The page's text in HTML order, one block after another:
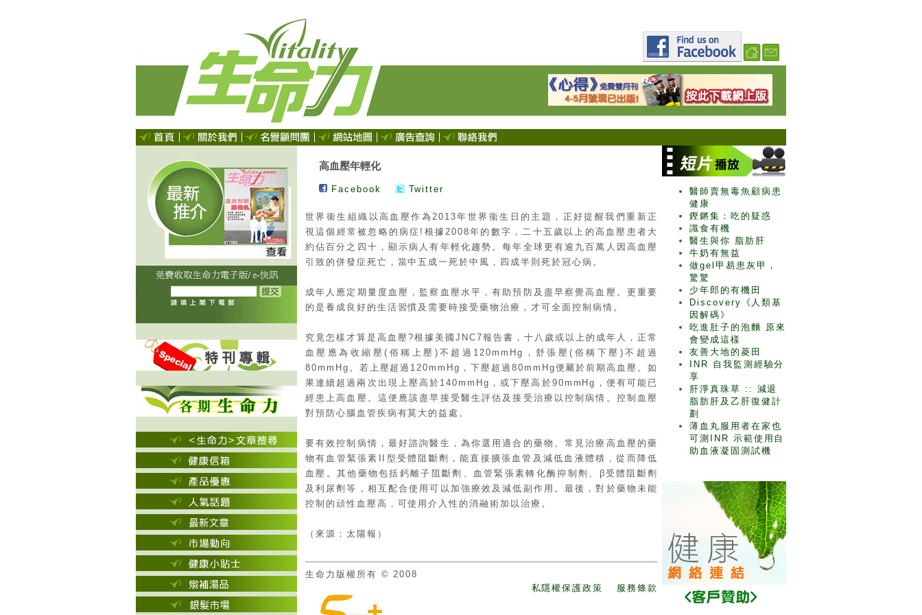
高血壓年輕化
Facebook Twitter
世界衞生組織以高血壓作為2013年世界衞生日的主題，正好提醒我們重新正
視這個經常被忽略的病症!根據2008年的數字，二十五歲以上的高血壓患者大
約佔百分之四十，顯示病人有年輕化趨勢。每年全球更有逾九百萬人因高血壓
引致的併發症死亡，當中五成一死於中風，四成半則死於冠心病。
成年人應定期量度血壓，監察血壓水平，有助預防及盡早察覺高血壓。更重要
的是養成良好的生活習慣及需要時接受藥物治療，才可全面控制病情。
究竟怎樣才算是高血壓?根據美國JNC7報告書，十八歲或以上的成年人，正常
血壓應為收縮壓(俗稱上壓)不超過120mmHg，舒張壓(俗稱下壓)不超過
80mmHg。若上壓超過120mmHg，下壓超過80mmHg便屬於前期高血壓。如
果連續超過兩次出現上壓高於140mmHg，或下壓高於90mmHg，便有可能已
經患上高血壓。這便應該盡早接受醫生評估及接受治療以控制病情。控制血壓
對預防心腦血管疾病有莫大的益處。
要有效控制病情，最好諮詢醫生，為你選用適合的藥物。常見治療高血壓的藥
物有血管緊張素II型受體阻斷劑，能直接擴張血管及減低血液體積，從而降低
血壓。其他藥物包括鈣離子阻斷劑、血管緊張素轉化酶抑制劑、β受體阻斷劑
及利尿劑等，相互配合使用可以加強療效及減低副作用。最後，對於藥物未能
控制的頑性血壓高，可使用介入性的消融術加以治療。
（來源：太陽報）
生命力版權所有 © 2008
私隱權保護政策
服務條款
醫師賣無毒魚顧病患
健康
鏗鏘集：吃的疑惑
識食有機
醫生與你 脂肪肝
牛奶有無益
做gel甲易患灰甲，
驚驚
少年郎的有機田
Discovery《人類基
因解碼》
吃進肚子的泡麵 原來
會變成這樣
友善大地的菱田
INR 自我監測經驗分
享
肝淨真珠草 :: 減退
脂肪肝及乙肝復健計
劃
薄血丸服用者在家也
可測INR 示範使用自
助血液凝固測試機